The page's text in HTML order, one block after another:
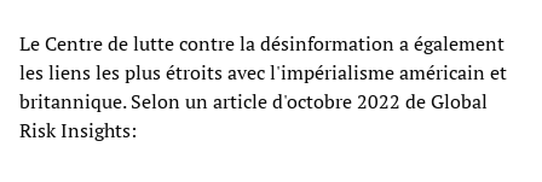
Le Centre de lutte contre la désinformation a également
les liens les plus étroits avec l'impérialisme américain et
britannique. Selon un article d'octobre 2022 de Global
Risk Insights: